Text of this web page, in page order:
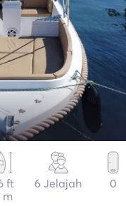
ft
m
6 Jelajah 0